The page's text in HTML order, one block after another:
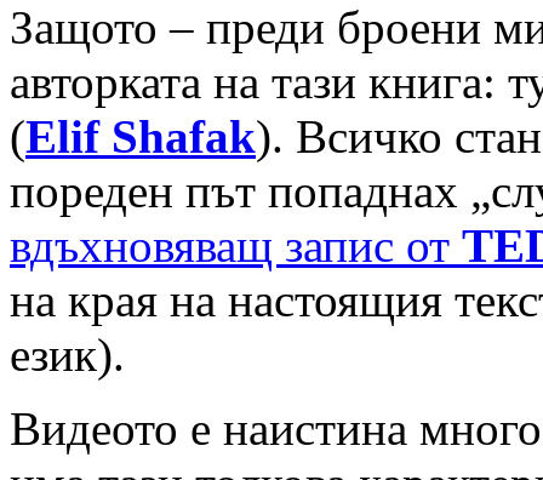
Защото – преди броени
авторката на тази книга:
(Elif Shafak). Всичко
пореден път попаднах
вдъхновяващ запис от
на края на настоящия
език).
Видеото е наистина